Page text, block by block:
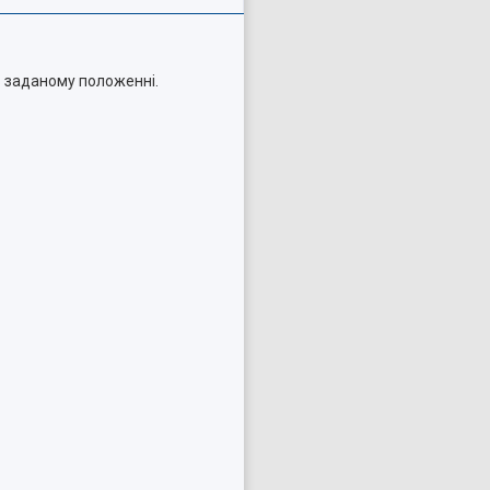
положенні.